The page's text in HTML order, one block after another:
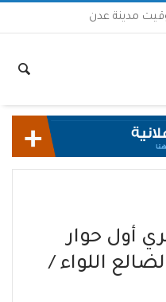
تجري أول حوار
اللواء /